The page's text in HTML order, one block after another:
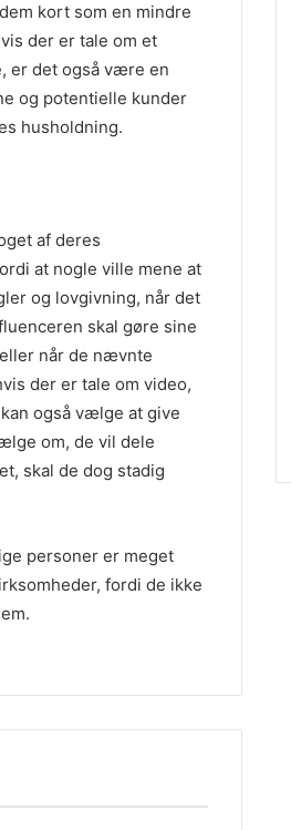
kort som en mindre
der er tale om et
er det også være en
og potentielle kunder
husholdning.
af deres
at nogle ville mene at
og lovgivning, når det
skal gøre sine
når de nævnte
der er tale om video,
også vælge at give
om, de vil dele
skal de dog stadig
personer er meget
fordi de ikke